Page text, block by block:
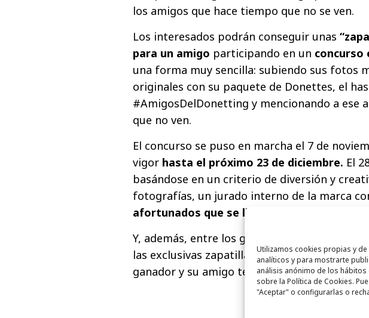
Utilizamos cookies propias y
analíticos y para mostrarte
análisis anónimo de los hábitos
sobre la Política de Cookies.
"Aceptar" o configurarlas o
los amigos que hace tiempo que no se ven.
Los interesados podrán conseguir unas
para un amigo participando en un concurso
una forma muy sencilla: subiendo sus fotos
originales con su paquete de Donettes, el
#AmigosDelDonetting y mencionando a ese
que no ven.
El concurso se puso en marcha el 7 de
vigor hasta el próximo 23 de diciembre. El
basándose en un criterio de diversión y
fotografías, un jurado interno de la marca
afortunados que se llevarán las zapatillas
Y, además, entre los ganadores que se
las exclusivas zapatillas, se escogerá la
ganador y su amigo tendránun año de